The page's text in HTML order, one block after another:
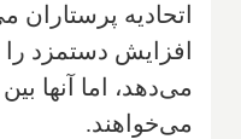
می‌خواهند.